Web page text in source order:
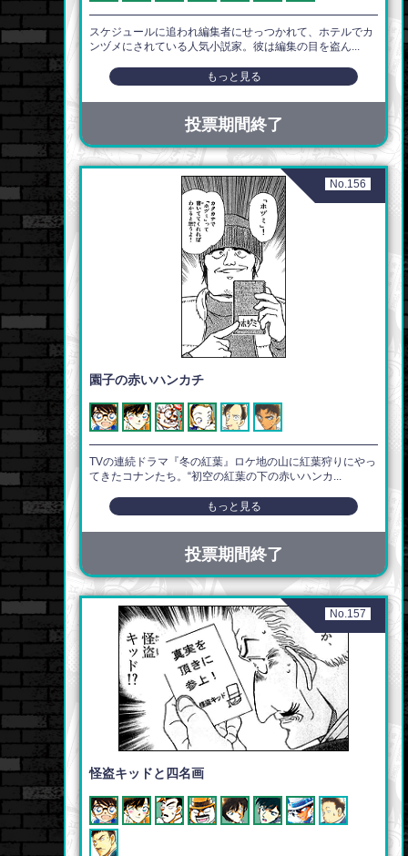
スケジュールに追われ編集者にせっつかれて、ホテルでカ
ンヅメにされている人気小説家。彼は編集の目を盗ん...
もっと見る
投票期間終了
No.156
園子の赤いハンカチ
TVの連続ドラマ『冬の紅葉』ロケ地の山に紅葉狩りにやっ
てきたコナンたち。“初空の紅葉の下の赤いハンカ...
もっと見る
投票期間終了
No.157
怪盗キッドと四名画